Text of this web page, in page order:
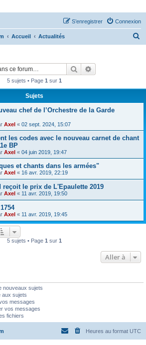
-
Connexion
S’enregistrer
Accueil Actualités
e
Rechercher
5 sujets • Page 1 sur 1
Sujets
chef de l’Orchestre de la Garde
Axel « 02 sept. 2024, 15:07
les codes avec le nouveau carnet de chant
BP
Axel « 04 juin 2019, 19:47
et chants dans les armées"
Axel « 16 avr. 2019, 22:19
reçoit le prix de L'Epaulette 2019
Axel « 11 avr. 2019, 19:50
Axel « 11 avr. 2019, 19:45
5 sujets • Page 1 sur 1
Aller à
nouveaux sujets
aux sujets
messages
vos messages
fichiers
Heures au format UTC